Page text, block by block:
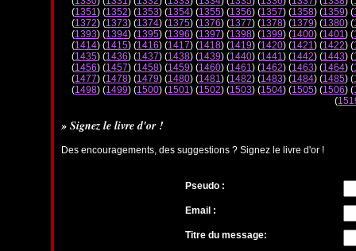
(1351) (1352) (1353) (1354) (1355) (1356) (1357) (1358) (1359) (
(1372) (1373) (1374) (1375) (1376) (1377) (1378) (1379) (1380) (
(1393) (1394) (1395) (1396) (1397) (1398) (1399) (1400) (1401) (
(1414) (1415) (1416) (1417) (1418) (1419) (1420) (1421) (1422) (
(1435) (1436) (1437) (1438) (1439) (1440) (1441) (1442) (1443) (
(1456) (1457) (1458) (1459) (1460) (1461) (1462) (1463) (1464) (
(1477) (1478) (1479) (1480) (1481) (1482) (1483) (1484) (1485) (
(1498) (1499) (1500) (1501) (1502) (1503) (1504) (1505) (1506) (
(
» Signez le livre d'or !
Des encouragements, des suggestions ? Signez le livre d'or !
Pseudo :
Email :
Titre du message: